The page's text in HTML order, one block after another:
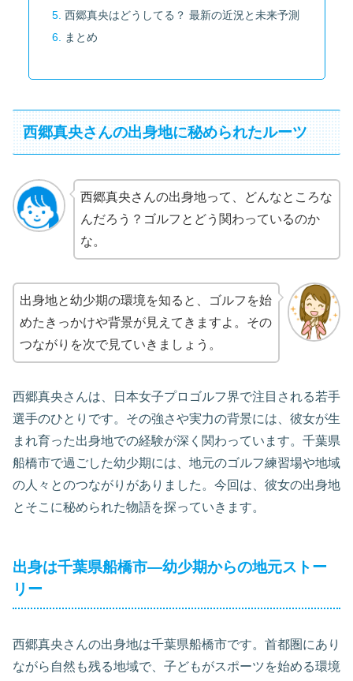
西郷真央はどうしてる？ 最新の近況と未来予測
まとめ
西郷真央さんの出身地に秘められたルーツ
西郷真央さんの出身地って、どんなところな
んだろう？ゴルフとどう関わっているのか
な。
出身地と幼少期の環境を知ると、ゴルフを始
めたきっかけや背景が見えてきますよ。その
つながりを次で見ていきましょう。
西郷真央さんは、日本女子プロゴルフ界で注目される若手
選手のひとりです。その強さや実力の背景には、彼女が生
まれ育った出身地での経験が深く関わっています。千葉県
船橋市で過ごした幼少期には、地元のゴルフ練習場や地域
の人々とのつながりがありました。今回は、彼女の出身地
とそこに秘められた物語を探っていきます。
出身は千葉県船橋市―幼少期からの地元ストー
リー
西郷真央さんの出身地は千葉県船橋市です。首都圏にあり
ながら自然も残る地域で、子どもがスポーツを始める環境